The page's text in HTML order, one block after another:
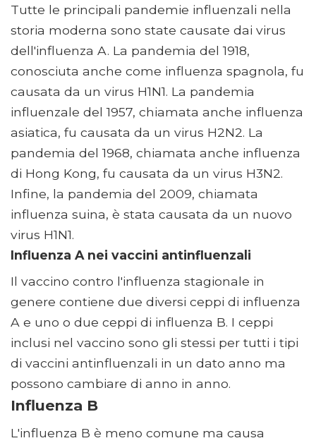
Tutte le principali pandemie influenzali nella
storia moderna sono state causate dai virus
dell'influenza A. La pandemia del 1918,
conosciuta anche come influenza spagnola, fu
causata da un virus H1N1. La pandemia
influenzale del 1957, chiamata anche influenza
asiatica, fu causata da un virus H2N2. La
pandemia del 1968, chiamata anche influenza
di Hong Kong, fu causata da un virus H3N2.
Infine, la pandemia del 2009, chiamata
influenza suina, è stata causata da un nuovo
virus H1N1.
Influenza A nei vaccini antinfluenzali
Il vaccino contro l'influenza stagionale in
genere contiene due diversi ceppi di influenza
A e uno o due ceppi di influenza B. I ceppi
inclusi nel vaccino sono gli stessi per tutti i tipi
di vaccini antinfluenzali in un dato anno ma
possono cambiare di anno in anno.
Influenza B
L'influenza B è meno comune ma causa